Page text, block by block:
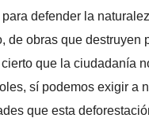
defender la
de obras que destruyen
que la ciudadanía
sí podemos exigir a
que esta